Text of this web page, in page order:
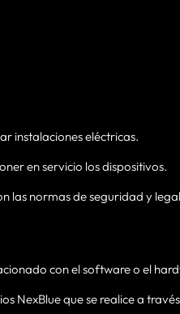
instalaciones eléctricas.
en servicio los dispositivos.
las normas de seguridad y
con el software o el
NexBlue que se realice a